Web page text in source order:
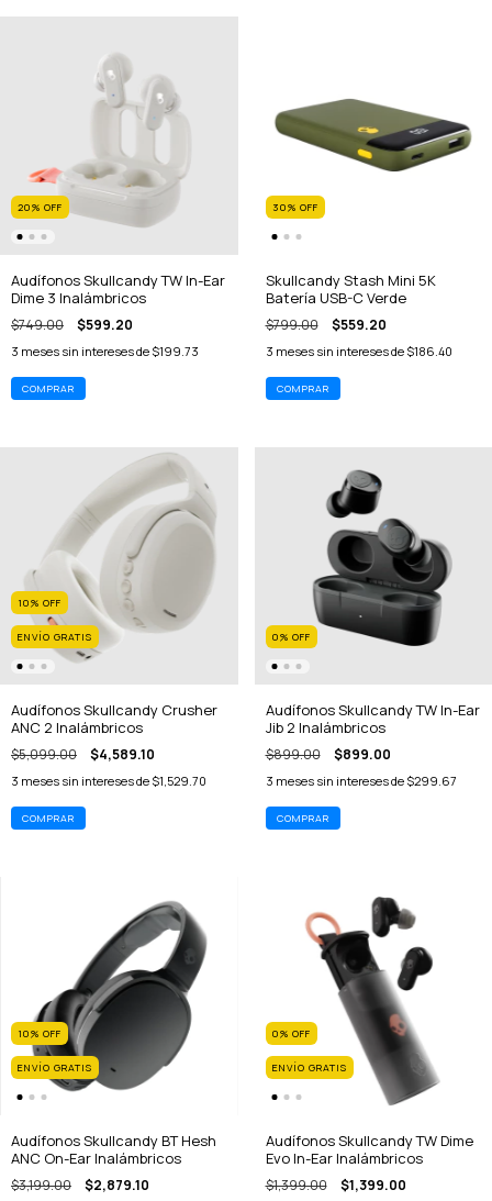
20% OFF
Audífonos Skullcandy TW In-Ear
Dime 3 Inalámbricos
$749.00 $599.20
3 meses sin intereses de $199.73
30% OFF
Skullcandy Stash Mini 5K
Batería USB-C Verde
$799.00 $559.20
3 meses sin intereses de $186.40
10% OFF
ENVÍO GRATIS
Audífonos Skullcandy Crusher
ANC 2 Inalámbricos
$5,099.00 $4,589.10
3 meses sin intereses de $1,529.70
0% OFF
Audífonos Skullcandy TW In-Ear
Jib 2 Inalámbricos
$899.00 $899.00
3 meses sin intereses de $299.67
10% OFF
ENVÍO GRATIS
Audífonos Skullcandy BT Hesh
ANC On-Ear Inalámbricos
$3,199.00 $2,879.10
0% OFF
ENVÍO GRATIS
Audífonos Skullcandy TW Dime
Evo In-Ear Inalámbricos
$1,399.00 $1,399.00